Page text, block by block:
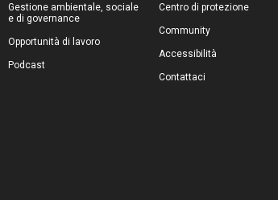
Gestione ambientale, sociale
e di governance
Opportunità di lavoro
Podcast
Centro di protezione
Community
Accessibilità
Contattaci